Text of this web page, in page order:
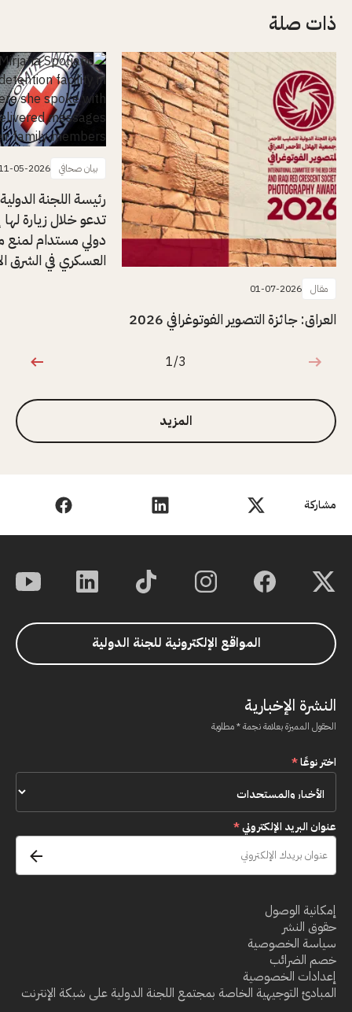
مشاركة
ذات صلة
مقال 01-07-2026
العراق: جائزة التصوير الفوتوغرافي 2026
بيان صحافي 05-2026
رئيسة اللجنة
تدعو خلال زيارة لها
دولي مستدام لمنع
العسكري في الشرق
1 من 3
1/3
المزيد
المواقع الإلكترونية للجنة الدولية
النشرة الإخبارية
الحقول المميزة بعلامة نجمة * مطلوبة
اختر نوعًا*
عنوان البريد الإلكتروني*
إمكانية الوصول
حقوق النشر
سياسة الخصوصية
خصم الضرائب
إعدادات الخصوصية
المبادئ التوجيهية الخاصة بمجتمع اللجنة الدولية على شبكة الإنترنت